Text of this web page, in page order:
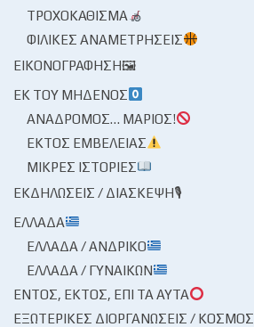
ΤΡΟΧΟΚΆΘΙΣΜΑ
ΦΙΛΙΚΈΣ ΑΝΑΜΕΤΡΉΣΕΙΣ
ΕΙΚΟΝΟΓΡΆΦΗΣΗ🖼
ΕΚ ΤΟΥ ΜΗΔΕΝΌΣ
ΑΝΆΔΡΟΜΟΣ… ΜΆΡΙΟΣ!
ΕΚΤΌΣ ΕΜΒΈΛΕΙΑΣ
ΜΙΚΡΈΣ ΙΣΤΟΡΊΕΣ
ΕΚΔΗΛΏΣΕΙΣ / ΔΙΆΣΚΕΨΗ🎙
ΕΛΛΆΔΑ
ΕΛΛΆΔΑ / ΑΝΔΡΙΚΌ
ΕΛΛΆΔΑ / ΓΥΝΑΙΚΏΝ
ΕΝΤΌΣ, ΕΚΤΌΣ, ΕΠΊ ΤΑ ΑΥΤΆ
ΕΞΩΤΕΡΙΚΈΣ ΔΙΟΡΓΑΝΏΣΕΙΣ / ΚΌΣΜΟΣ